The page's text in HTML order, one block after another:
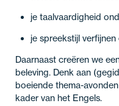
je taalvaardigheid
je spreekstijl
Daarnaast creëren we
beleving. Denk aan
boeiende thema-
kader van het Engels.